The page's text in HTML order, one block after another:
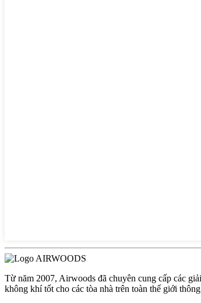
Từ năm 2007, Airwoods đã chuyên cung cấp các
không khí tốt cho các tòa nhà trên toàn thế giới